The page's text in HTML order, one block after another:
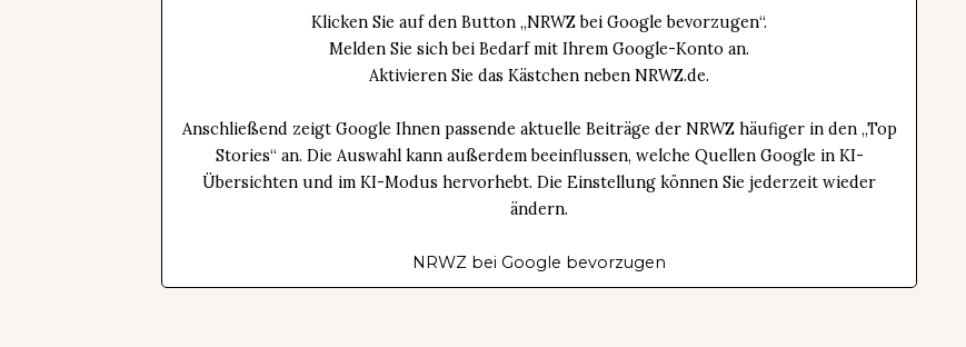
Klicken Sie auf den Button „NRWZ bei Google bevorzugen“.
Melden Sie sich bei Bedarf mit Ihrem Google-Konto an.
Aktivieren Sie das Kästchen neben NRWZ.de.
Anschließend zeigt Google Ihnen passende aktuelle Beiträge der NRWZ häufiger in den „Top
Stories“ an. Die Auswahl kann außerdem beeinflussen, welche Quellen Google in KI-
Übersichten und im KI-Modus hervorhebt. Die Einstellung können Sie jederzeit wieder
ändern.
NRWZ bei Google bevorzugen